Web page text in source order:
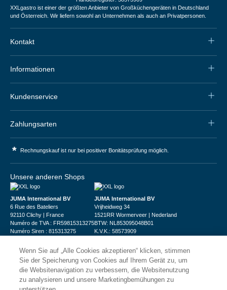
XXLgastro ist einer der größten Anbieter von Großküchengeräten in Deutschland
und Österreich. Wir liefern sowohl an Unternehmen als auch an Privatpersonen.
Kontakt
Informationen
Kundenservice
Zahlungsarten
* Rechnungskauf ist nur bei positiver Bonitätsprüfung möglich.
Unsere anderen Shops
JUMA International BV
6 Rue des Bateliers
92110 Clichy | France
Numéro de TVA : FR59815313275
Numéro Siren : 815313275
JUMA International BV
Vrijheidweg 34
1521RR Wormerveer | Nederland
BTW: NL853095048B01
K.V.K.: 58573909
Wenn Sie auf „Alle Cookies akzeptieren“ klicken, stimmen
Sie der Speicherung von Cookies auf Ihrem Gerät zu, um
die Websitenavigation zu verbessern, die Websitenutzung
zu analysieren und unsere Marketingbemühungen zu